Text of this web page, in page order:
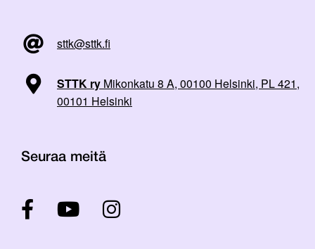
sttk@sttk.fi
STTK ry Mikonkatu 8 A, 00100 Helsinki, PL 421,
00101 Helsinki
Seuraa meitä